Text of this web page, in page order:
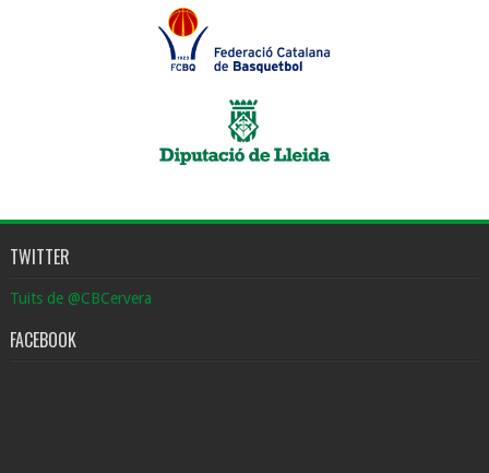
TWITTER
Tuits de @CBCervera
FACEBOOK